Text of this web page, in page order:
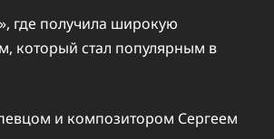
где получила широкую
который стал популярным в
и композитором Сергеем